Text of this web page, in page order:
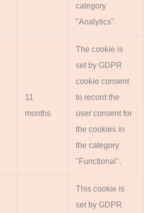
category
"Analytics".
11
months
The cookie is
set by GDPR
cookie consent
to record the
user consent for
the cookies in
the category
"Functional".
This cookie is
set by GDPR